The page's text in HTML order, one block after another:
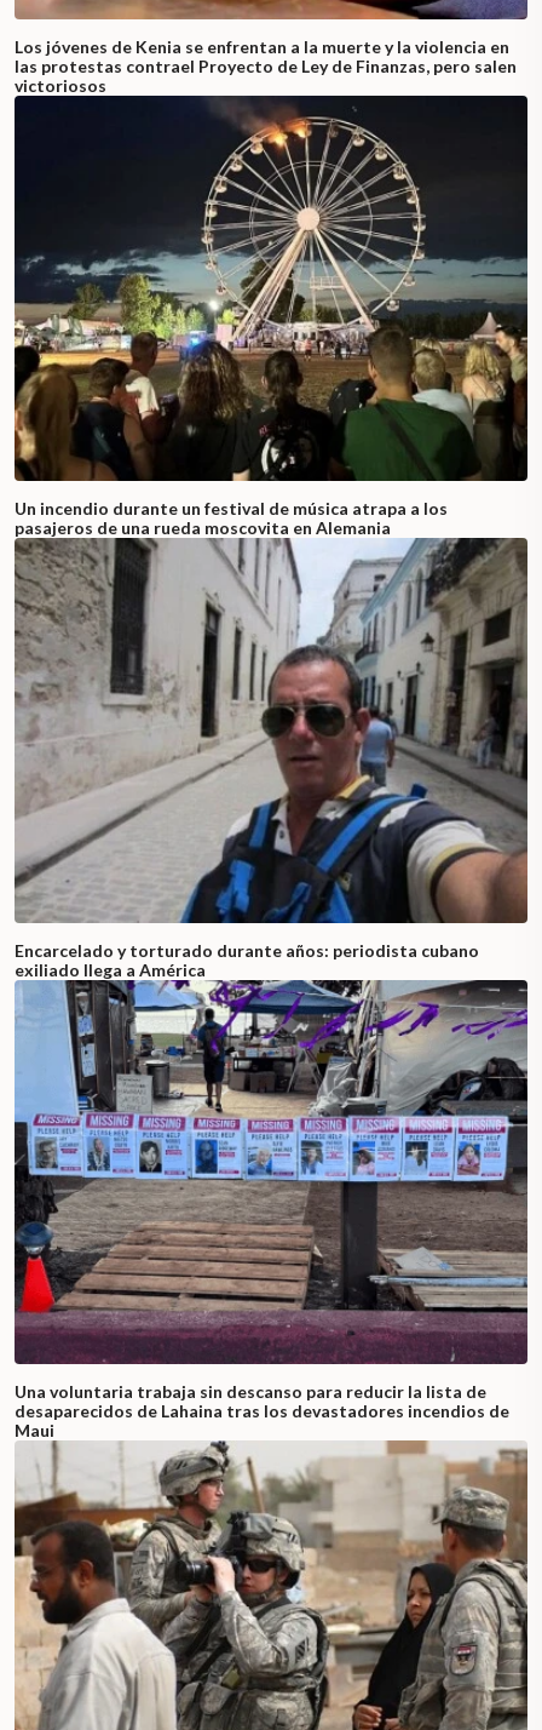
Los jóvenes de Kenia se enfrentan a la muerte y la violencia en
las protestas contrael Proyecto de Ley de Finanzas, pero salen
victoriosos
Un incendio durante un festival de música atrapa a los
pasajeros de una rueda moscovita en Alemania
Encarcelado y torturado durante años: periodista cubano
exiliado llega a América
Una voluntaria trabaja sin descanso para reducir la lista de
desaparecidos de Lahaina tras los devastadores incendios de
Maui